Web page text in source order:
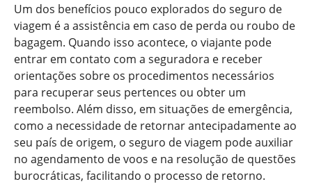
Um dos benefícios pouco explorados do seguro de
viagem é a assistência em caso de perda ou roubo de
bagagem. Quando isso acontece, o viajante pode
entrar em contato com a seguradora e receber
orientações sobre os procedimentos necessários
para recuperar seus pertences ou obter um
reembolso. Além disso, em situações de emergência,
como a necessidade de retornar antecipadamente ao
seu país de origem, o seguro de viagem pode auxiliar
no agendamento de voos e na resolução de questões
burocráticas, facilitando o processo de retorno.